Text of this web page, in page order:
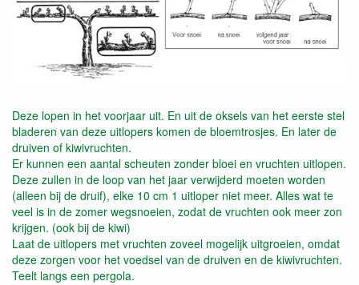
Deze lopen in het voorjaar uit. En uit de oksels van het eerste stel
bladeren van deze uitlopers komen de bloemtrosjes. En later de
druiven of kiwivruchten.
Er kunnen een aantal scheuten zonder bloei en vruchten uitlopen.
Deze zullen in de loop van het jaar verwijderd moeten worden
(alleen bij de druif), elke 10 cm 1 uitloper niet meer. Alles wat te
veel is in de zomer wegsnoeien, zodat de vruchten ook meer zon
krijgen. (ook bij de kiwi)
Laat de uitlopers met vruchten zoveel mogelijk uitgroeien, omdat
deze zorgen voor het voedsel van de druiven en de kiwivruchten.
Teelt langs een pergola.